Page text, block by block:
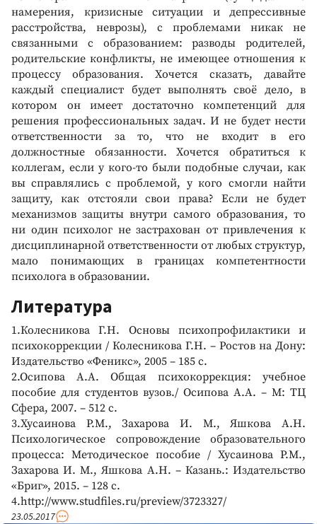
намерения, кризисные ситуации и депрессивные
расстройства, неврозы), с проблемами никак не
связанными с образованием: разводы родителей,
родительские конфликты, не имеющее отношения к
процессу образования. Хочется сказать, давайте
каждый специалист будет выполнять своё дело, в
котором он имеет достаточно компетенций для
решения профессиональных задач. И не будет нести
ответственности за то, что не входит в его
должностные обязанности. Хочется обратиться к
коллегам, если у кого-то были подобные случаи, как
вы справлялись с проблемой, у кого смогли найти
защиту, как отстояли свои права? Если не будет
механизмов защиты внутри самого образования, то
ни один психолог не застрахован от привлечения к
дисциплинарной ответственности от любых структур,
мало понимающих в границах компетентности
психолога в образовании.
Литература
1.Колесникова Г.Н. Основы психопрофилактики и
психокоррекции / Колесникова Г.Н. – Ростов на Дону:
Издательство «Феникс», 2005 – 185 с.
2.Осипова А.А. Общая психокоррекция: учебное
пособие для студентов вузов./ Осипова А.А. – М: ТЦ
Сфера, 2007. – 512 с.
3.Хусаинова Р.М., Захарова И. М., Яшкова А.Н.
Психологическое сопровождение образовательного
процесса: Методическое пособие / Хусаинова Р.М.,
Захарова И. М., Яшкова А.Н. – Казань.: Издательство
«Бриг», 2015. – 128 с.
4.http://www.studfiles.ru/preview/3723327/
23.05.2017